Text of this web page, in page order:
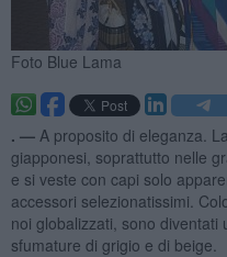
Foto Blue Lama
. — A proposito di eleganza.
giapponesi, soprattutto nelle
e si veste con capi solo
accessori selezionatissimi.
noi globalizzati, sono diventati
sfumature di grigio e di beige.